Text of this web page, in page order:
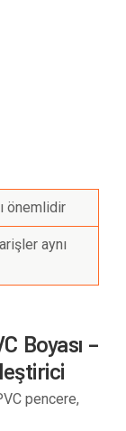
önemlidir
aynı
Boyası –
pencere,